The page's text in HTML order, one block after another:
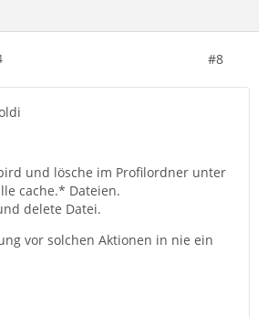
#8
und lösche im Profilordner unter
cache.* Dateien.
delete Datei.
vor solchen Aktionen in nie ein